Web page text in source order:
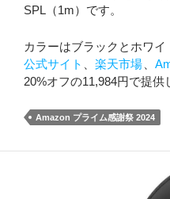
SPL（1m）です。
カラーはブラックとホワイ
公式サイト
楽天市場
20%オフの11,984円で提供
Amazon プライム感謝祭 2024